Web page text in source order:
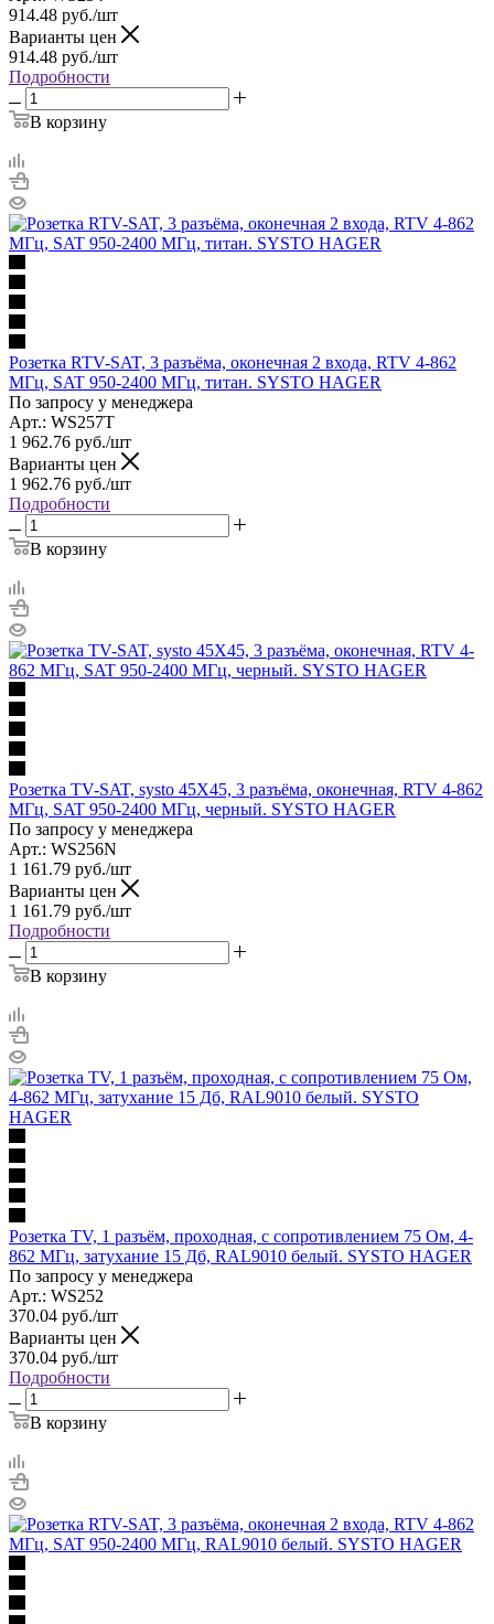
914.48 руб./шт
Варианты цен
914.48 руб./шт
Подробности
В корзину
Розетка RTV-SAT, 3 разъёма, оконечная 2 входа, RTV 4-862
МГц, SAT 950-2400 МГц, титан. SYSTO HAGER
По запросу у менеджера
Арт.: WS257T
1 962.76 руб./шт
Варианты цен
1 962.76 руб./шт
Подробности
В корзину
Розетка TV-SAT, systo 45Х45, 3 разъёма, оконечная, RTV 4-862
МГц, SAT 950-2400 МГц, черный. SYSTO HAGER
По запросу у менеджера
Арт.: WS256N
1 161.79 руб./шт
Варианты цен
1 161.79 руб./шт
Подробности
В корзину
Розетка TV, 1 разъём, проходная, с сопротивлением 75 Ом, 4-
862 МГц, затухание 15 Дб, RAL9010 белый. SYSTO HAGER
По запросу у менеджера
Арт.: WS252
370.04 руб./шт
Варианты цен
370.04 руб./шт
Подробности
В корзину